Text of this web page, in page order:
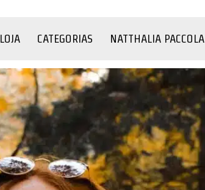
LOJA CATEGORIAS NATTHALIA PACCOLA